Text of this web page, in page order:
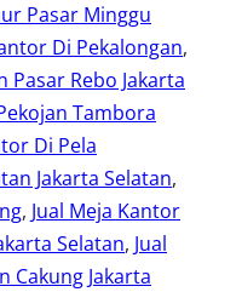
Pasar Minggu
Di Pekalongan
Pasar Rebo Jakarta
Tambora
Di Pela
Jakarta Selatan
, Jual Meja Kantor
Selatan, Jual
Cakung Jakarta